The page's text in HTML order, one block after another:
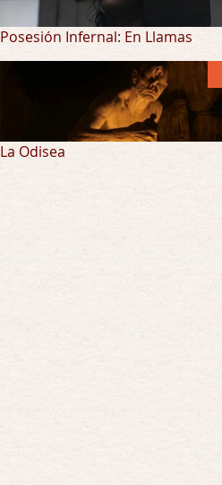
Posesión Infernal: En Llamas
La Odisea